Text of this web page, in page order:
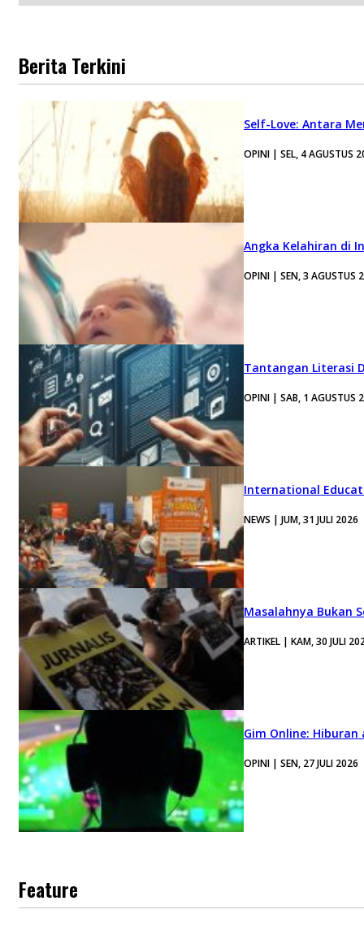
Berita Terkini
Self-Love: Antara
OPINI | SEL, 4 AGUSTUS
Angka Kelahiran di
OPINI | SEN, 3 AGUSTUS
Tantangan Literasi
OPINI | SAB, 1 AGUSTUS
International
NEWS | JUM, 31 JULI 2026
Masalahnya Bukan
ARTIKEL | KAM, 30 JULI
Gim Online:
OPINI | SEN, 27 JULI 2026
Feature